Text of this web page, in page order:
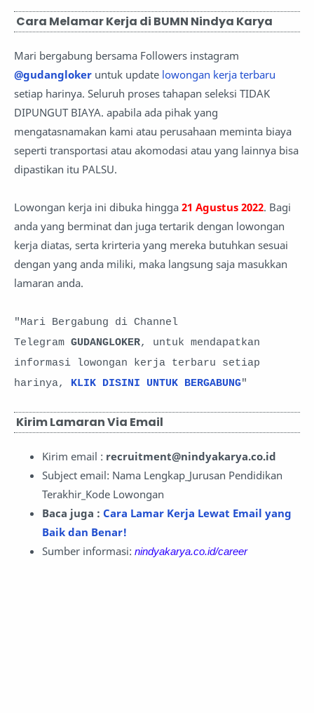
Cara Melamar Kerja di BUMN Nindya Karya
Mari bergabung bersama Followers instagram
@gudangloker untuk update lowongan kerja terbaru
setiap harinya. Seluruh proses tahapan seleksi TIDAK
DIPUNGUT BIAYA. apabila ada pihak yang
mengatasnamakan kami atau perusahaan meminta biaya
seperti transportasi atau akomodasi atau yang lainnya bisa
dipastikan itu PALSU.
Lowongan kerja ini dibuka hingga 21 Agustus 2022. Bagi
anda yang berminat dan juga tertarik dengan lowongan
kerja diatas, serta krirteria yang mereka butuhkan sesuai
dengan yang anda miliki, maka langsung saja masukkan
lamaran anda.
"Mari Bergabung di Channel
Telegram GUDANGLOKER, untuk mendapatkan
informasi lowongan kerja terbaru setiap
harinya, KLIK DISINI UNTUK BERGABUNG"
Kirim Lamaran Via Email
Kirim email : recruitment@nindyakarya.co.id
Subject email: Nama Lengkap_Jurusan Pendidikan
Terakhir_Kode Lowongan
Baca juga : Cara Lamar Kerja Lewat Email yang
Baik dan Benar!
Sumber informasi: nindyakarya.co.id/career